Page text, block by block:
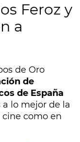
Feroz y
a
de Oro
de
de España
lo mejor de la
como en